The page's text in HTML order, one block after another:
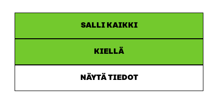
SALLI KAIKKI
KIELLÄ
NÄYTÄ TIEDOT